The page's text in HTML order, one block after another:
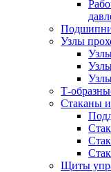
Узлы
Т-
Стаканы
Щиты